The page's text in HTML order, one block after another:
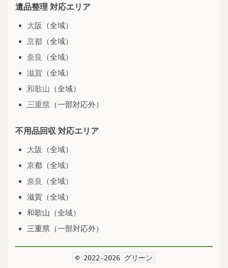
遺品整理 対応エリア
大阪 （全域）
京都（全域）
奈良 （全域）
滋賀 （全域）
和歌山 （全域）
三重県 （一部対応外）
不用品回収 対応エリア
大阪 （全域）
京都（全域）
奈良 （全域）
滋賀（全域）
和歌山（全域）
三重県（一部対応外）
© 2022-2026 グリーン